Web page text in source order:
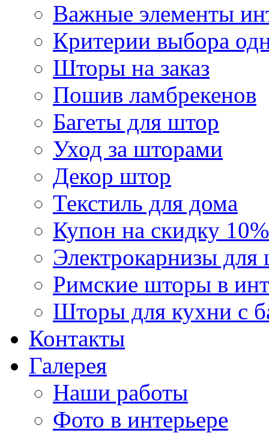
Важные элементы
Критерии выбора
Шторы на заказ
Пошив ламбрекенов
Багеты для штор
Уход за шторами
Декор штор
Текстиль для дома
Купон на скидку 10%
Электрокарнизы для
Римские шторы в
Шторы для кухни с
Контакты
Галерея
Наши работы
Фото в интерьере